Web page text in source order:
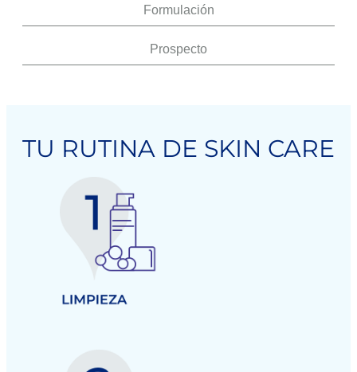
Formulación
Prospecto
TU RUTINA DE SKIN CARE